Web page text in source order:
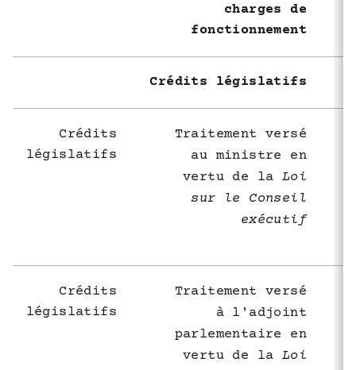
charges de
fonctionnement
Crédits législatifs
Crédits
législatifs
Traitement versé
au ministre en
vertu de la Loi
sur le Conseil
exécutif
Crédits
législatifs
Traitement versé
à l'adjoint
parlementaire en
vertu de la Loi